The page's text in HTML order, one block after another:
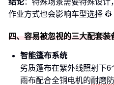
结论：特殊场景需要特殊设计，
作业方式也会影响车型选择 👷
四、容易被忽视的三大配套装
智能篷布系统
劣质篷布在紫外线照射下
雨布配合全铜电机的耐磨